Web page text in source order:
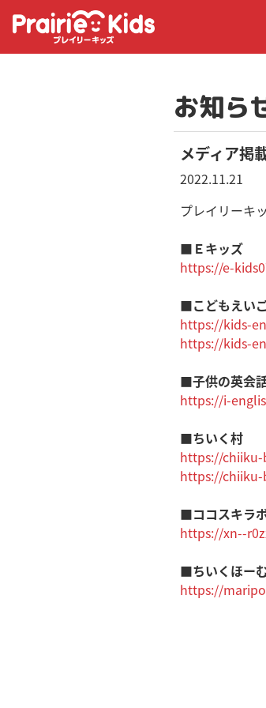
お知ら
メディア掲
2022.11.21
プレイリーキ
■Ｅキッズ
https://e-
■こどもえい
https://kids-
https://kids-
■子供の英会
https://i-
■ちいく村
https://
https://
■ココスキラ
https://xn--
■ちいくほー
https://